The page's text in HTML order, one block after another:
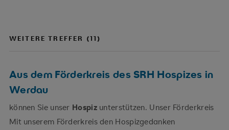
WEITERE TREFFER (11)
Aus dem Förderkreis des SRH Hospizes in
Werdau
können Sie unser Hospizunterstützen. Unser Förderkreis
Mit unserem Förderkreis den Hospizgedanken